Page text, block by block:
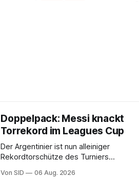
Doppelpack: Messi knackt
Torrekord im Leagues Cup
Der Argentinier ist nun alleiniger
Rekordtorschütze des Turniers
nordamerikanischen MLS und der
Von SID 06 Aug. 2026